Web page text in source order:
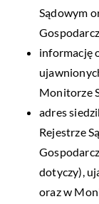
Sądowym
informację
Monitorze
adres
Rejestrze
dotyczy),
oraz w